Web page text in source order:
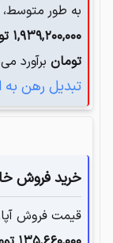
به طور متوسط،
۱,۹۳۹,۲۰۰,۰۰۰
تومان برآورد
تبدیل رهن
خرید فروش
قیمت فروش